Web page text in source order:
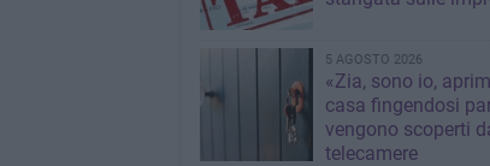
5 AGOSTO 2026
«Zia, sono io,
casa fingendosi
vengono scoperti
telecamere